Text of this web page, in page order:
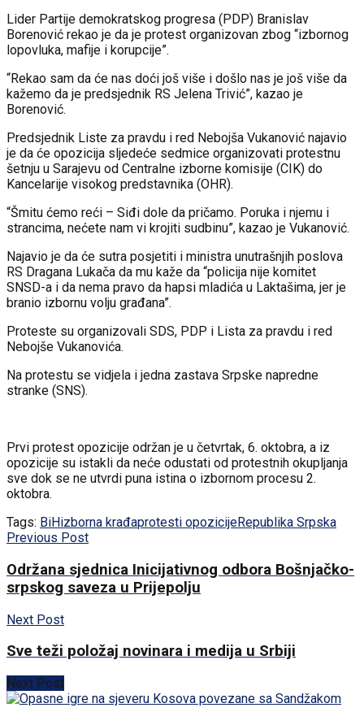
Lider Partije demokratskog progresa (PDP) Branislav
Borenović rekao je da je protest organizovan zbog “izbornog
lopovluka, mafije i korupcije”.
“Rekao sam da će nas doći još više i došlo nas je još više da
kažemo da je predsjednik RS Jelena Trivić”, kazao je
Borenović.
Predsjednik Liste za pravdu i red Nebojša Vukanović najavio
je da će opozicija sljedeće sedmice organizovati protestnu
šetnju u Sarajevu od Centralne izborne komisije (CIK) do
Kancelarije visokog predstavnika (OHR).
“Šmitu ćemo reći – Siđi dole da pričamo. Poruka i njemu i
strancima, nećete nam vi krojiti sudbinu”, kazao je Vukanović.
Najavio je da će sutra posjetiti i ministra unutrašnjih poslova
RS Dragana Lukača da mu kaže da “policija nije komitet
SNSD-a i da nema pravo da hapsi mladića u Laktašima, jer je
branio izbornu volju građana”.
Proteste su organizovali SDS, PDP i Lista za pravdu i red
Nebojše Vukanovića.
Na protestu se vidjela i jedna zastava Srpske napredne
stranke (SNS).
Prvi protest opozicije održan je u četvrtak, 6. oktobra, a iz
opozicije su istakli da neće odustati od protestnih okupljanja
sve dok se ne utvrdi puna istina o izbornom procesu 2.
oktobra.
Tags: BiHizborna krađaprotesti opozicijeRepublika Srpska
Previous Post
Održana sjednica Inicijativnog odbora Bošnjačko-
srpskog saveza u Prijepolju
Next Post
Sve teži položaj novinara i medija u Srbiji
Next Post